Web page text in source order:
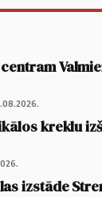
kreklu
izstāde